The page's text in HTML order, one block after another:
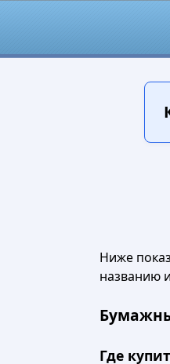
Ниже
названию
Где